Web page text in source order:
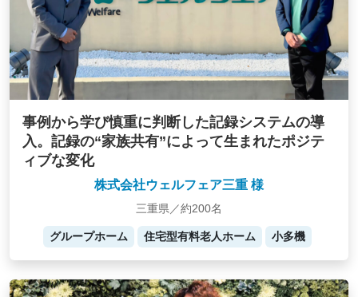
事例から学び慎重に判断した記録システムの導
入。記録の“家族共有”によって生まれたポジテ
ィブな変化
株式会社ウェルフェア三重 様
三重県／約200名
グループホーム 住宅型有料老人ホーム 小多機